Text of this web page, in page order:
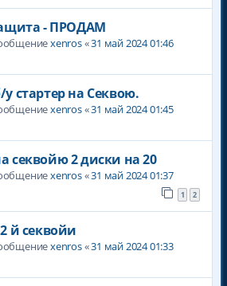
- ПРОДАМ
xenros«31 май 2024 01:46
стартер на Секвою.
xenros«31 май 2024 01:45
секвойю 2 диски на 20
xenros«31 май 2024 01:37
1 2
й секвойи
xenros«31 май 2024 01:33